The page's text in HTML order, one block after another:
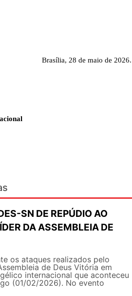
Brasília, 28 de maio de 2026.
SN DE REPÚDIO AO
DA ASSEMBLEIA DE
os ataques realizados pelo
de Deus Vitória em
internacional que aconteceu
(01/02/2026). No evento